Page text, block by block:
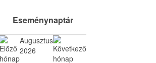
Eseménynaptár
Augusztus
2026